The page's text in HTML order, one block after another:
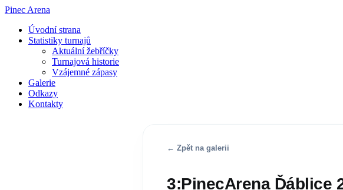
Pinec Arena
Úvodní strana
Statistiky turnajů
Aktuální žebříčky
Turnajová historie
Vzájemné zápasy
Galerie
Odkazy
Kontakty
← Zpět na galerii
3:PinecArena Ďáblice